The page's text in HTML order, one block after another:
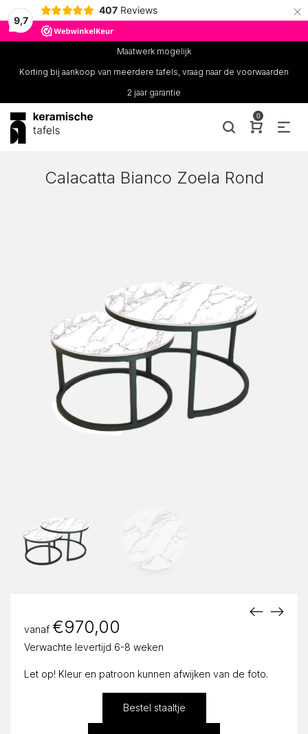
9,7
407 Reviews ×
Maatwerk mogelijk
Korting bij aankoop van meerdere tafels, vraag naar de voorwaarden
2 jaar garantie
0
Calacatta Bianco Zoela Rond
vanaf €970,00
Verwachte levertijd 6-8 weken
Let op! Kleur en patroon kunnen afwijken van de foto.
Bestel staaltje